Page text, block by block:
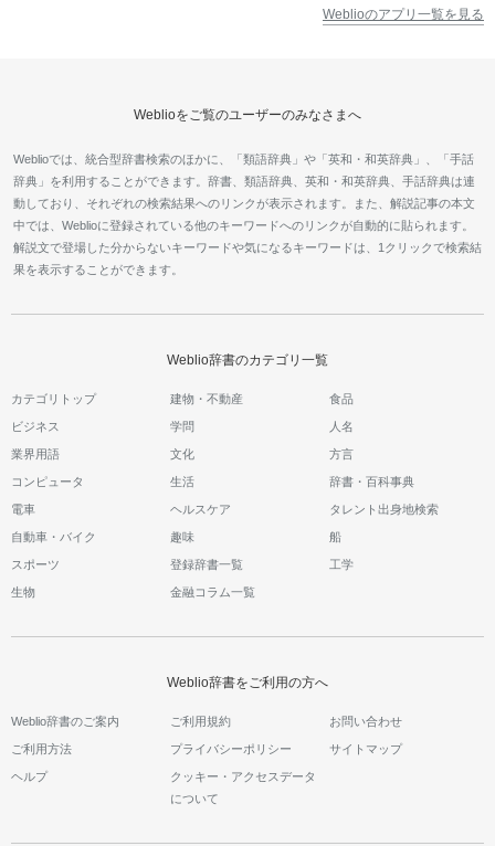
Weblioのアプリ一覧を見る
Weblioをご覧のユーザーのみなさまへ
Weblioでは、統合型辞書検索のほかに、「類語辞典」や「英和・和英辞典」、「手話
辞典」を利用することができます。辞書、類語辞典、英和・和英辞典、手話辞典は連
動しており、それぞれの検索結果へのリンクが表示されます。また、解説記事の本文
中では、Weblioに登録されている他のキーワードへのリンクが自動的に貼られます。
解説文で登場した分からないキーワードや気になるキーワードは、1クリックで検索結
果を表示することができます。
Weblio辞書のカテゴリ一覧
カテゴリトップ 建物・不動産 食品
ビジネス 学問 人名
業界用語 文化 方言
コンピュータ 生活 辞書・百科事典
電車 ヘルスケア タレント出身地検索
自動車・バイク 趣味 船
スポーツ 登録辞書一覧 工学
生物 金融コラム一覧
Weblio辞書をご利用の方へ
Weblio辞書のご案内 ご利用規約 お問い合わせ
ご利用方法 プライバシーポリシー サイトマップ
ヘルプ
クッキー・アクセスデータ
について